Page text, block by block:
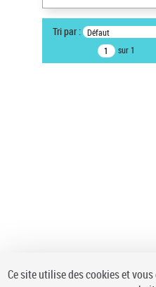
Statut de la notice d’autorité
Notice élémentaire
Type de notice d'autorité
Tri par : Défaut
sur 1
Ce site utilise des cookies et